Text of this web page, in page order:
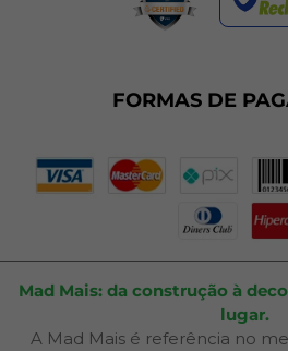
Termos de Uso
Plano de CorteFORMAS DE
Mad Mais: da construção à
lugar.
A Mad Mais é referência no